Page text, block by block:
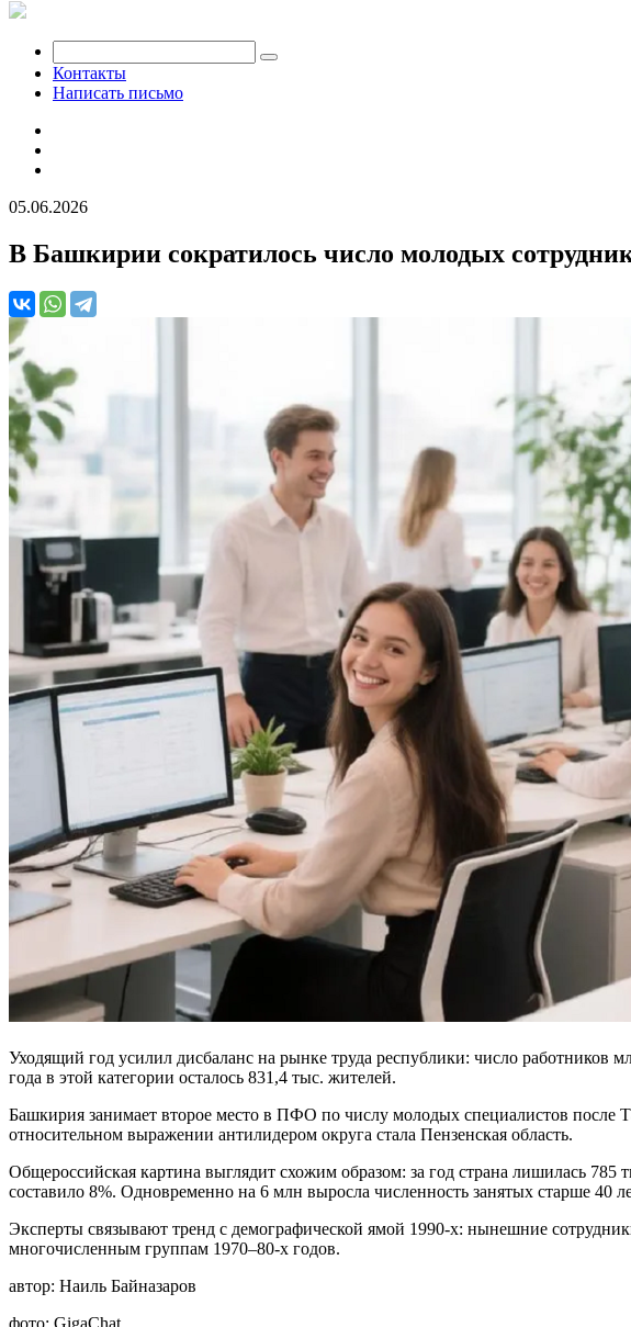
Контакты
Написать письмо
05.06.2026
В Башкирии сократилось число молодых
Уходящий год усилил дисбаланс на рынке труда республики: число работников
года в этой категории осталось 831,4 тыс. жителей.
Башкирия занимает второе место в ПФО по числу молодых специалистов после
относительном выражении антилидером округа стала Пензенская область.
Общероссийская картина выглядит схожим образом: за год страна лишилась
составило 8%. Одновременно на 6 млн выросла численность занятых старше 40
Эксперты связывают тренд с демографической ямой 1990-х: нынешние
многочисленным группам 1970–80-х годов.
автор: Наиль Байназаров
фото: GigaChat